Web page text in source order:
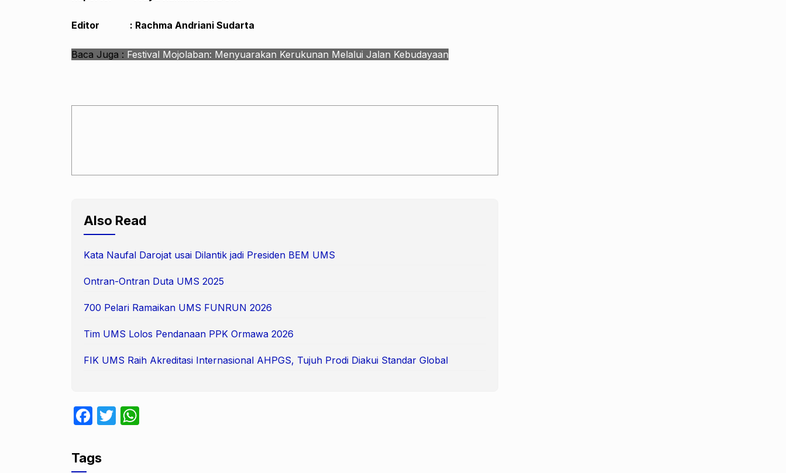
Editor : Rachma Andriani Sudarta
Baca Juga : Festival Mojolaban: Menyuarakan Kerukunan Melalui Jalan Kebudayaan
Also Read
Kata Naufal Darojat usai Dilantik jadi Presiden BEM UMS
Ontran-Ontran Duta UMS 2025
700 Pelari Ramaikan UMS FUNRUN 2026
Tim UMS Lolos Pendanaan PPK Ormawa 2026
FIK UMS Raih Akreditasi Internasional AHPGS, Tujuh Prodi Diakui Standar Global
F
c
T
Tags